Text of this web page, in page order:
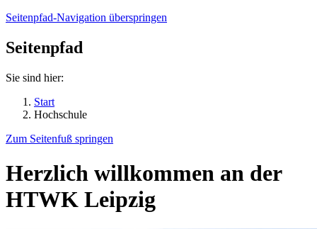
Seitenpfad-Navigation überspringen
Seitenpfad
Sie sind hier:
Start
Hochschule
Zum Seitenfuß springen
Herzlich willkommen an der
HTWK Leipzig